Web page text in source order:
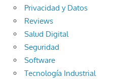
Privacidad y Datos
Reviews
Salud Digital
Seguridad
Software
Tecnología Industrial